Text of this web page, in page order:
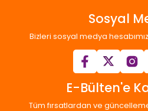
Sosyal
Bizleri sosyal medya
E-Bülten'e
Tüm fırsatlardan ve